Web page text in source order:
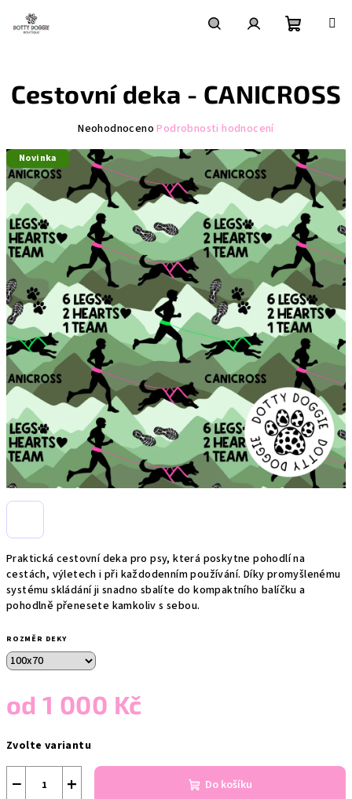
obsah
košík
Praktická cestovní deka pro psy, která poskytne pohodlí na
cestách, výletech i při každodenním používání. Díky promyšlenému
systému skládání ji snadno sbalíte do kompaktního balíčku a
pohodlně přenesete kamkoliv s sebou.
ROZMĚR DEKY
od1 000 Kč
cena:
Zvolte variantu
+
− Do košíku
Cestovní deka - CANICROSS
Průměrné
produktu
0,0
z
5
hvězdiček.
Neohodnoceno Podrobnosti hodnocení
Novinka